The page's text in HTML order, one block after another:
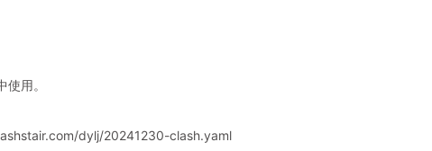
用。
dylj/20241230-clash.yaml